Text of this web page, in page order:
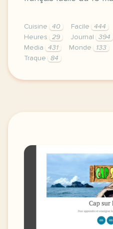
Cuisine 40 Facile 444
Heures
29 Journal 394
Media
431 Monde 133
Traque
84
exercice a2 un